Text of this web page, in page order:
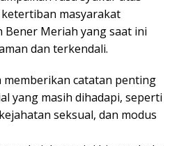
masyarakat
Bener Meriah yang saat ini
dan terkendali.
memberikan catatan penting
yang masih dihadapi, seperti
seksual, dan modus